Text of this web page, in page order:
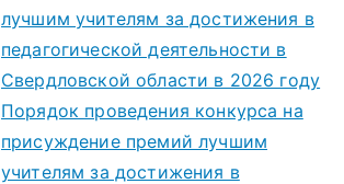
лучшим учителям за достижения в
педагогической деятельности в
Свердловской области в 2026 году
Порядок проведения конкурса на
присуждение премий лучшим
учителям за достижения в